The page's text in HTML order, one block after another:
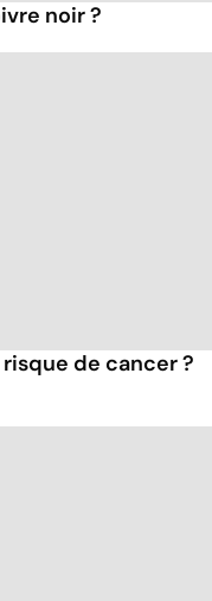
noir ?
de cancer ?